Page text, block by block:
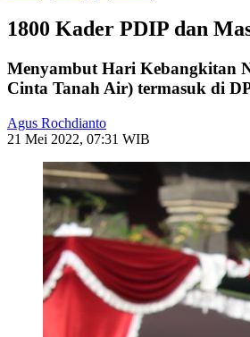
1800 Kader PDIP dan
Menyambut Hari Kebangkitan
Cinta Tanah Air) termasuk di
Agus Rochdianto
21 Mei 2022, 07:31 WIB